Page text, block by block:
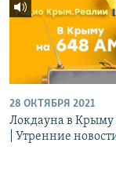
28 ОКТЯБРЯ 2021
Локдауна в Крыму
| Утренние